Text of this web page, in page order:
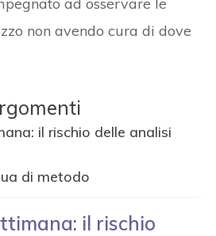
non avendo cura di dove
il rischio delle analisi
di metodo
il rischio